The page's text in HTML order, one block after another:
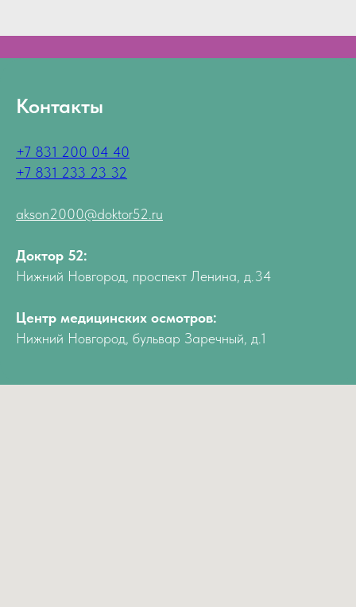
Контакты
+7 831 200 04 40
+7 831 233 23 32
akson2000@doktor52.ru
Доктор 52:
Нижний Новгород, проспект Ленина, д.34
Центр медицинских осмотров:
Нижний Новгород, бульвар Заречный, д.1